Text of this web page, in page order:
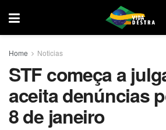
Home Noticias
STF começa a
aceita denúncias
8 de janeiro